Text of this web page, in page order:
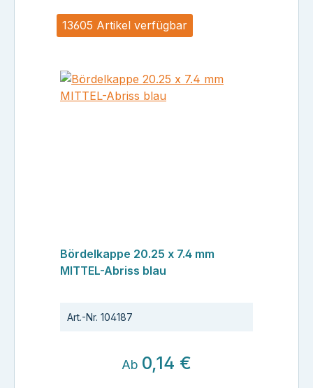
13605 Artikel verfügbar
Bördelkappe 20.25 x 7.4 mm
MITTEL-Abriss blau
Art.-Nr. 104187
Ab 0,14 €